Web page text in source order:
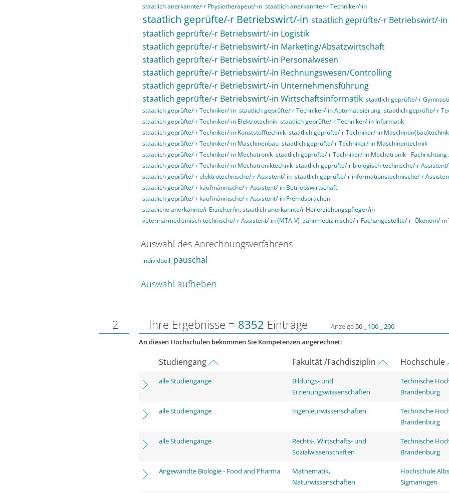
staatlich anerkannte/-r Physiotherapeut/-in staatlich anerkannte/-r Techniker/-in
staatlich geprüfte/-r Betriebswirt/-in staatlich geprüfte/-r Betriebswirt/-
staatlich geprüfte/-r Betriebswirt/-in Logistik
staatlich geprüfte/-r Betriebswirt/-in Marketing/Absatzwirtschaft
staatlich geprüfte/-r Betriebswirt/-in Personalwesen
staatlich geprüfte/-r Betriebswirt/-in Rechnungswesen/Controlling
staatlich geprüfte/-r Betriebswirt/-in Unternehmensführung
staatlich geprüfte/-r Betriebswirt/-in Wirtschaftsinformatik staatlich geprüfte/-r
staatlich geprüfte/-r Techniker/-in staatlich geprüfte/-r Techniker/-in Automatisierung staatlich geprüfte/-r
staatlich geprüfte/-r Techniker/-in Elektrotechnik staatlich geprüfte/-r Techniker/-in Informatik
staatlich geprüfte/-r Techniker/-in Kunststofftechnik staatlich geprüfte/-r Techniker/-in Maschinen(bau)technik
staatlich geprüfte/-r Techniker/-in Maschinenbau staatlich geprüfte/-r Techniker/-in Maschinentechnik
staatlich geprüfte/-r Techniker/-in Mechatronik staatlich geprüfte/-r Techniker/-in Mechatronik -
staatlich geprüfte/-r Techniker/-in Mechatroniktechnik staatlich geprüfte/-r biologisch-technische/-r
staatlich geprüfte/-r elektrotechnische/-r Assistent/-in staatlich geprüfte/-r informationstechnische/-r
staatlich geprüfte/-r kaufmännische/-r Assistent/-in Betriebswirtschaft
staatlich geprüfte/-r kaufmännische/-r Assistent/-in Fremdsprachen
staatliche anerkannte/r Erzieher/in; staatlich anerkannte/r Heilerziehungspfleger/in
veterinärmedizinisch-technische/-r Assistent/-in (MTA-V) zahnmedizinische/-r Fachangestellte/-r Ökonom/-in
Auswahl des Anrechnungsverfahrens
individuell pauschal
Auswahl aufheben
2 Ihre Ergebnisse = 8352 Einträge Anzeige 50 100
200
An diesen Hochschulen bekommen Sie Kompetenzen angerechnet:
Studiengang Fakultät /Fachdisziplin Hochschule
alle Studiengänge
Bildungs- und
Erziehungswissenschaften
Technische
Brandenburg
alle Studiengänge Ingenieurwissenschaften
Technische
Brandenburg
alle Studiengänge
Rechts-, Wirtschafts- und
Sozialwissenschaften
Technische
Brandenburg
Angewandte Biologie - Food and Pharma
Mathematik,
Naturwissenschaften
Hochschule
Sigmaringen